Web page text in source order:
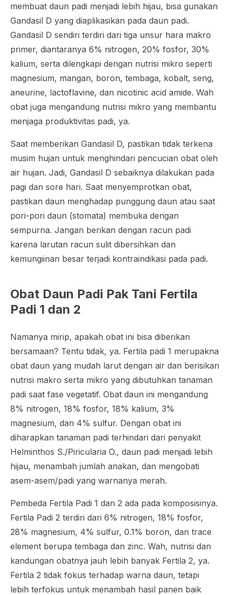
membuat daun padi menjadi lebih hijau, bisa gunakan
Gandasil D yang diaplikasikan pada daun padi.
Gandasil D sendiri terdiri dari tiga unsur hara makro
primer, diantaranya 6% nitrogen, 20% fosfor, 30%
kalium, serta dilengkapi dengan nutrisi mikro seperti
magnesium, mangan, boron, tembaga, kobalt, seng,
aneurine, lactoflavine, dan nicotinic acid amide. Wah
obat juga mengandung nutrisi mikro yang membantu
menjaga produktivitas padi, ya.
Saat memberikan Gandasil D, pastikan tidak terkena
musim hujan untuk menghindari pencucian obat oleh
air hujan. Jadi, Gandasil D sebaiknya dilakukan pada
pagi dan sore hari. Saat menyemprotkan obat,
pastikan daun menghadap punggung daun atau saat
pori-pori daun (stomata) membuka dengan
sempurna. Jangan berikan dengan racun padi
karena larutan racun sulit dibersihkan dan
kemungiinan besar terjadi kontraindikasi pada padi.
Obat Daun Padi Pak Tani Fertila
Padi 1 dan 2
Namanya mirip, apakah obat ini bisa diberikan
bersamaan? Tentu tidak, ya. Fertila padi 1 merupakna
obat daun yang mudah larut dengan air dan berisikan
nutrisi makro serta mikro yang dibutuhkan tanaman
padi saat fase vegetatif. Obat daun ini mengandung
8% nitrogen, 18% fosfor, 18% kalium, 3%
magnesium, dan 4% sulfur. Dengan obat ini
diharapkan tanaman padi terhindari dari penyakit
Helminthos S./Piricularia O., daun padi menjadi lebih
hijau, menambah jumlah anakan, dan mengobati
asem-asem/padi yang warnanya merah.
Pembeda Fertila Padi 1 dan 2 ada pada komposisinya.
Fertila Padi 2 terdiri dari 6% nitrogen, 18% fosfor,
28% magnesium, 4% sulfur, 0.1% boron, dan trace
element berupa tembaga dan zinc. Wah, nutrisi dan
kandungan obatnya jauh lebih banyak Fertila 2, ya.
Fertila 2 tidak fokus terhadap warna daun, tetapi
lebih terfokus untuk menambah hasil panen baik